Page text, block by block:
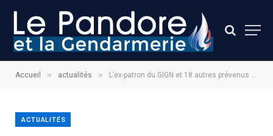
Accueil » actualités » L’ex-patron du GIGN et 18 autres prévenus jugés dans une affaire de fuites et trafic d’influence
ACTUALITÉS